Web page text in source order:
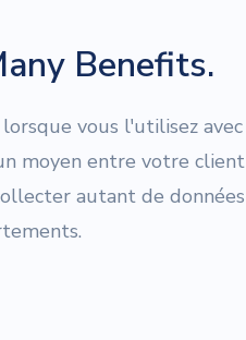
Benefits.
vous l'utilisez avec
moyen entre votre client
autant de données